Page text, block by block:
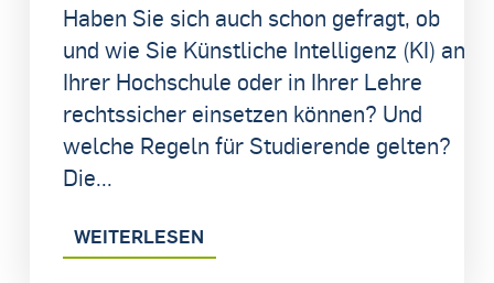
Haben Sie sich auch schon gefragt, ob
und wie Sie Künstliche Intelligenz (KI) an
Ihrer Hochschule oder in Ihrer Lehre
rechtssicher einsetzen können? Und
welche Regeln für Studierende gelten?
Die...
WEITERLESEN